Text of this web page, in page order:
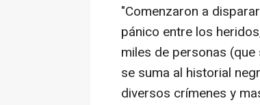
"Comenzaron a
pánico entre los
miles de personas
se suma al historial
diversos crímenes y